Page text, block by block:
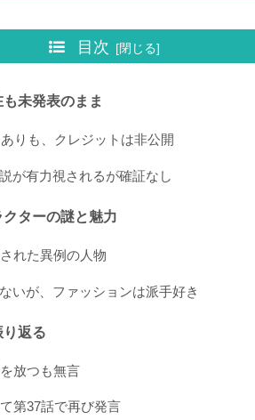
目次
未発表のまま
りも、クレジットは非公開
が有力視されるが確証なし
ターの謎と魅力
れた異例の人物
いが、ファッションは派手好き
返る
放つも無言
第37話で再び発言